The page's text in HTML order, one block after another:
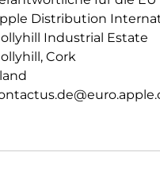
Distribution
Industrial Estate
Cork